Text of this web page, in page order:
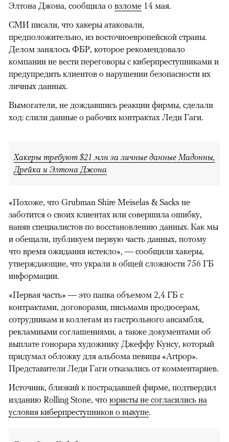
Элтона Джона, сообщила о взломе 14 мая.
СМИ писали, что хакеры атаковали,
предположительно, из восточноевропейской страны.
Делом занялось ФБР, которое рекомендовало
компании не вести переговоры с киберпреступниками и
предупредить клиентов о нарушении безопасности их
личных данных.
Вымогатели, не дождавшись реакции фирмы, сделали
ход: слили данные о рабочих контрактах Леди Гаги.
Хакеры требуют $21 млн за личные данные Мадонны,
Дрейка и Элтона Джона
«Похоже, что Grubman Shire Meiselas & Sacks не
заботится о своих клиентах или совершила ошибку,
наняв специалистов по восстановлению данных. Как мы
и обещали, публикуем первую часть данных, потому
что время ожидания истекло», — сообщили хакеры,
утверждающие, что украли в общей сложности 756 ГБ
информации.
«Первая часть» — это папка объемом 2,4 ГБ с
контрактами, договорами, письмами продюсерам,
сотрудникам и коллегам из гастрольного ансамбля,
рекламными соглашениями, а также документами об
выплате гонорара художнику Джеффу Кунсу, который
придумал обложку для альбома певицы «Artpop».
Представители Леди Гаги отказались от комментариев.
Источник, близкий к пострадавшей фирме, подтвердил
изданию Rolling Stone, что юристы не согласились на
условия киберпреступников о выкупе.